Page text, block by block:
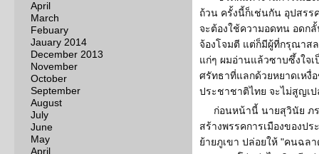
April
March
Febuary
Jauary 2014
December 2013
November
October
September
August
July
June
May
April
ถ้วน ครั้งนี้ก็เช่นกัน อุปสรร
จะต้องใช้ความอดทน อดก
จ้องโจมตี แต่ก็มีผู้ที่กรุณาส
แก่ๆ ผมอ่านแล้วซาบซึ้งใจ
ศรัทธาที่แลกด้วยหยาดเหงื่
ประชาชาติไทย จะไม่สูญเ
ก่อนหน้านี้ นายสุวินัย ภ
สร้างพรรคการเมืองของป
ย้ายภูเขา ปล่อยให้ "คนฉลา